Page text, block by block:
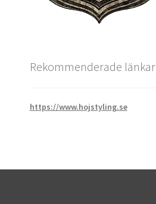
Rekommenderade länkar
https://www.hojstyling.se